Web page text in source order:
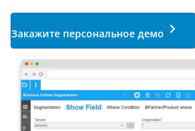
Закажите персональное демо keyboard_arrow_right